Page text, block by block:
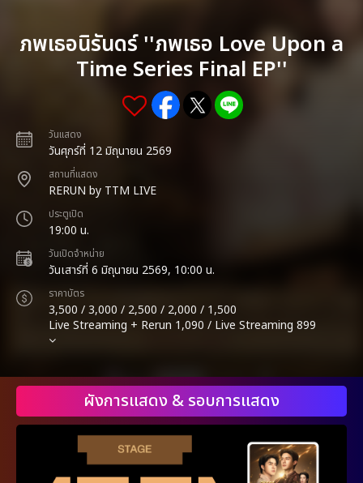
ภพเธอนิรันดร์ ''ภพเธอ Love Upon a
Time Series Final EP''
วันแสดง
วันศุกร์ที่ 12 มิถุนายน 2569
สถานที่แสดง
RERUN by TTM LIVE
ประตูเปิด
19:00 น.
วันเปิดจำหน่าย
วันเสาร์ที่ 6 มิถุนายน 2569, 10:00 น.
ราคาบัตร
3,500 / 3,000 / 2,500 / 2,000 / 1,500
Live Streaming + Rerun 1,090 / Live Streaming 899
ผังการแสดง & รอบการแสดง